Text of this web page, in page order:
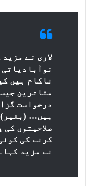
لاری نے
ناکام ہیں
متاثرین
درخواست
ہیں…
صلاحیتوں
کرنے کی
نے مزید